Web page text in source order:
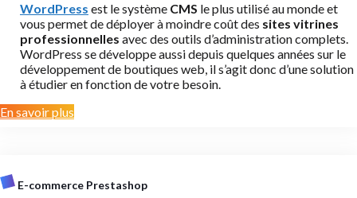
WordPress est le système CMS le plus utilisé au monde et
vous permet de déployer à moindre coût des sites vitrines
professionnelles avec des outils d’administration complets.
WordPress se développe aussi depuis quelques années sur le
développement de boutiques web, il s’agit donc d’une solution
à étudier en fonction de votre besoin.
En savoir plus
E-commerce Prestashop